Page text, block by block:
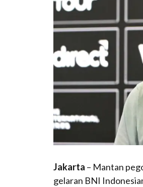
Jakarta – Mantan
gelaran BNI